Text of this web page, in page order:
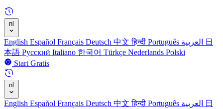
nl
English Español Français Deutsch 中文हिन्दी Português
日
本語 Русский Italiano 한국어 Türkçe Nederlands Polski
Start Gratis
nl
English Español Français Deutsch 中文हिन्दी Português
日